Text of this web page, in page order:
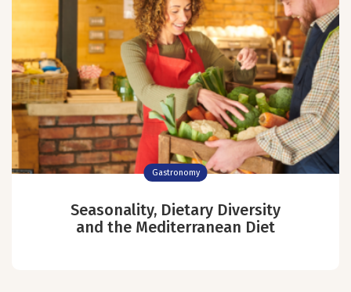
Gastronomy
Seasonality, Dietary Diversity
and the Mediterranean Diet